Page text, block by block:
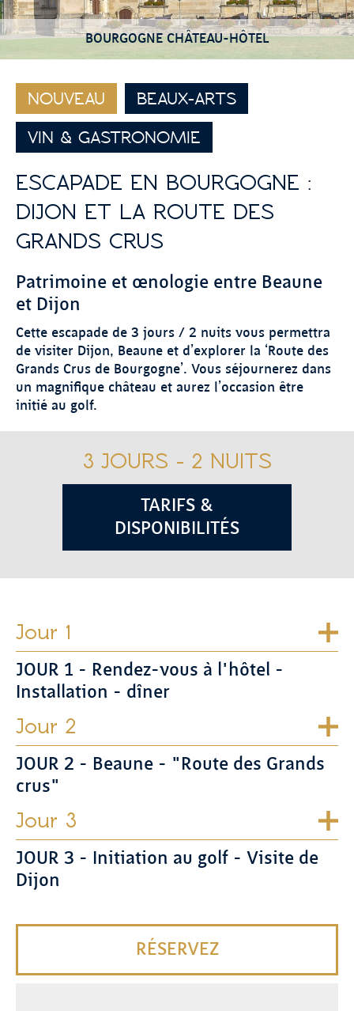
BOURGOGNE CHÂTEAU-HÔTEL
NOUVEAU
BEAUX-ARTS
VIN & GASTRONOMIE
ESCAPADE EN BOURGOGNE :
DIJON ET LA ROUTE DES
GRANDS CRUS
Patrimoine et œnologie entre Beaune
et Dijon
Cette escapade de 3 jours / 2 nuits vous permettra
de visiter Dijon, Beaune et d’explorer la ‘Route des
Grands Crus de Bourgogne’. Vous séjournerez dans
un magnifique château et aurez l’occasion être
initié au golf.
3 JOURS - 2 NUITS
TARIFS &
DISPONIBILITÉS
Jour 1
JOUR 1 - Rendez-vous à l'hôtel -
Installation - dîner
Jour 2
JOUR 2 - Beaune - "Route des Grands
crus"
Jour 3
JOUR 3 - Initiation au golf - Visite de
Dijon
RÉSERVEZ